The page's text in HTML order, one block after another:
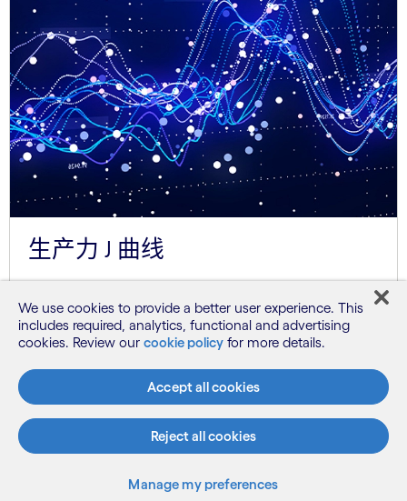
生产力 J 曲线
用初期，生产力会有所下降，而一旦工作
流、团队和系统跟上步伐，就会在收获期迎
资料来源：Eric Brynjolfsson，斯坦福经济
We use cookies to provide a better user experience. This
includes required, analytics, functional and advertising
cookies. Review our cookie policy for more details.
Accept all cookies
Reject all cookies
Manage my preferences